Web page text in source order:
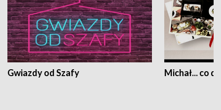
Gwiazdy od Szafy Michał... co